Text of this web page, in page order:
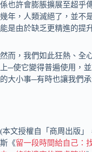
係也許會膨脹擴展至超乎
幾年，人類滅絕了，並不
能是由於缺乏更精進的提
然而，我們如此狂熱、全
上─使它變得普遍使用，
的大小事─有時也讓我們
(本文授權自「商周出版
斯《留一段時間給自己：